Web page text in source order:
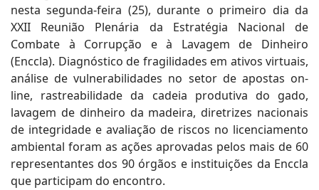
nesta segunda-feira (25), durante o primeiro dia da
XXII Reunião Plenária da Estratégia Nacional de
Combate à Corrupção e à Lavagem de Dinheiro
(Enccla). Diagnóstico de fragilidades em ativos virtuais,
análise de vulnerabilidades no setor de apostas on-
line, rastreabilidade da cadeia produtiva do gado,
lavagem de dinheiro da madeira, diretrizes nacionais
de integridade e avaliação de riscos no licenciamento
ambiental foram as ações aprovadas pelos mais de 60
representantes dos 90 órgãos e instituições da Enccla
que participam do encontro.